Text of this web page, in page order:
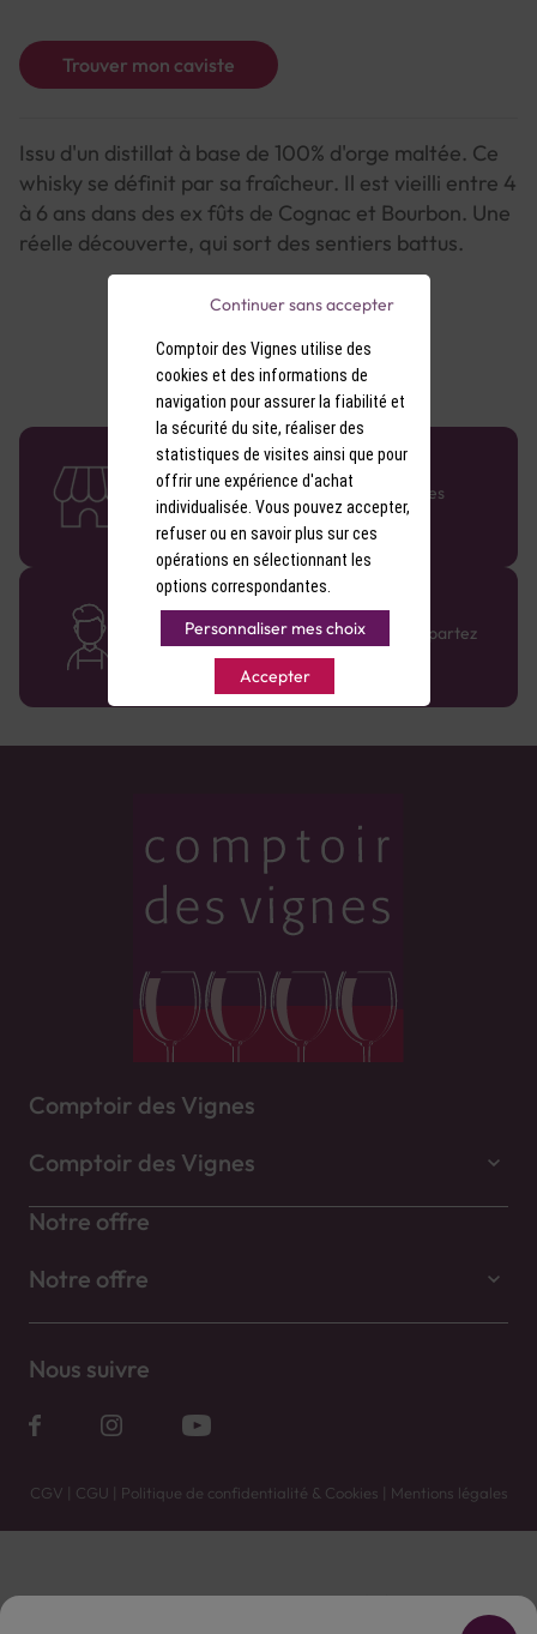
Trouver mon caviste
Issu d'un distillat à base de 100% d'orge maltée. Ce
whisky se définit par sa fraîcheur. Il est vieilli entre 4
à 6 ans dans des ex fûts de Cognac et Bourbon. Une
réelle découverte, qui sort des sentiers battus.
58 caves en France
Retrouvez le réseau Comptoir des Vignes
partout en France !
Des cavistes à votre écoute
Bénéficiez de conseils sur-mesure et repartez
avec le sourire :)
Comptoir des Vignes
Comptoir des Vignes
Notre offre
Notre offre
Nous suivre
CGV | CGU | Politique de confidentialité & Cookies | Mentions légales
Vente uniquement en caves. Contactez votre caviste pour plus de renseignements.
Comptoir des Vignes utilise des
cookies et des informations de
navigation pour assurer la fiabilité et
la sécurité du site, réaliser des
statistiques de visites ainsi que pour
offrir une expérience d'achat
individualisée. Vous pouvez accepter,
refuser ou en savoir plus sur ces
opérations en sélectionnant les
options correspondantes.
Personnaliser mes choix
Accepter
Continuer sans accepter